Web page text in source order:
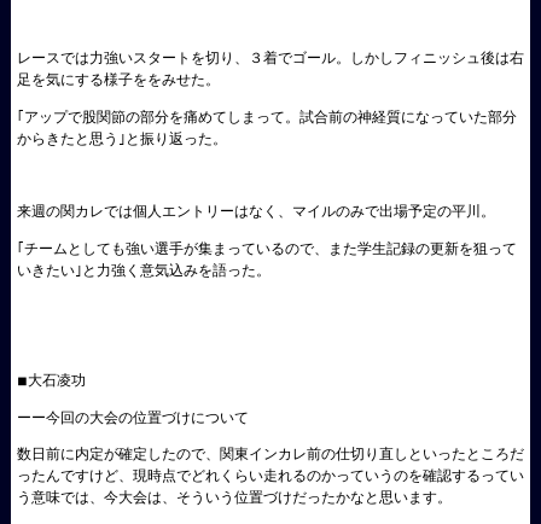
レースでは力強いスタートを切り、３着でゴール。しかしフィニッシュ後は右
足を気にする様子ををみせた。
｢アップで股関節の部分を痛めてしまって。試合前の神経質になっていた部分
からきたと思う｣と振り返った。
来週の関カレでは個人エントリーはなく、マイルのみで出場予定の平川。
｢チームとしても強い選手が集まっているので、また学生記録の更新を狙って
いきたい｣と力強く意気込みを語った。
◾︎大石凌功
ーー今回の大会の位置づけについて
数日前に内定が確定したので、関東インカレ前の仕切り直しといったところだ
ったんですけど、現時点でどれくらい走れるのかっていうのを確認するってい
う意味では、今大会は、そういう位置づけだったかなと思います。